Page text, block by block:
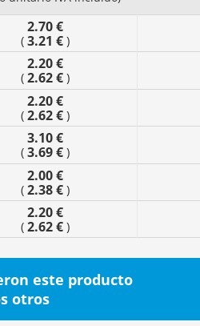
2.70 €
( 3.21 €)
2.20 €
( 2.62 €)
2.20 €
( 2.62 €)
3.10 €
( 3.69 €)
2.00 €
( 2.38 €)
2.20 €
( 2.62 €)
este producto
otros